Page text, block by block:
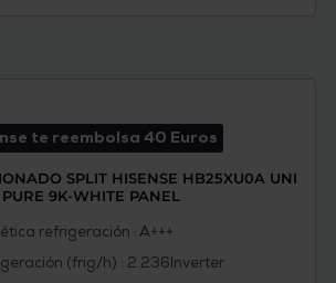
te reembolsa 40 Euros
SPLIT HISENSE HB25XU0A UNI
PURE 9K-WHITE PANEL
refrigeración : A+++
(frig/h) : 2.236 Inverter